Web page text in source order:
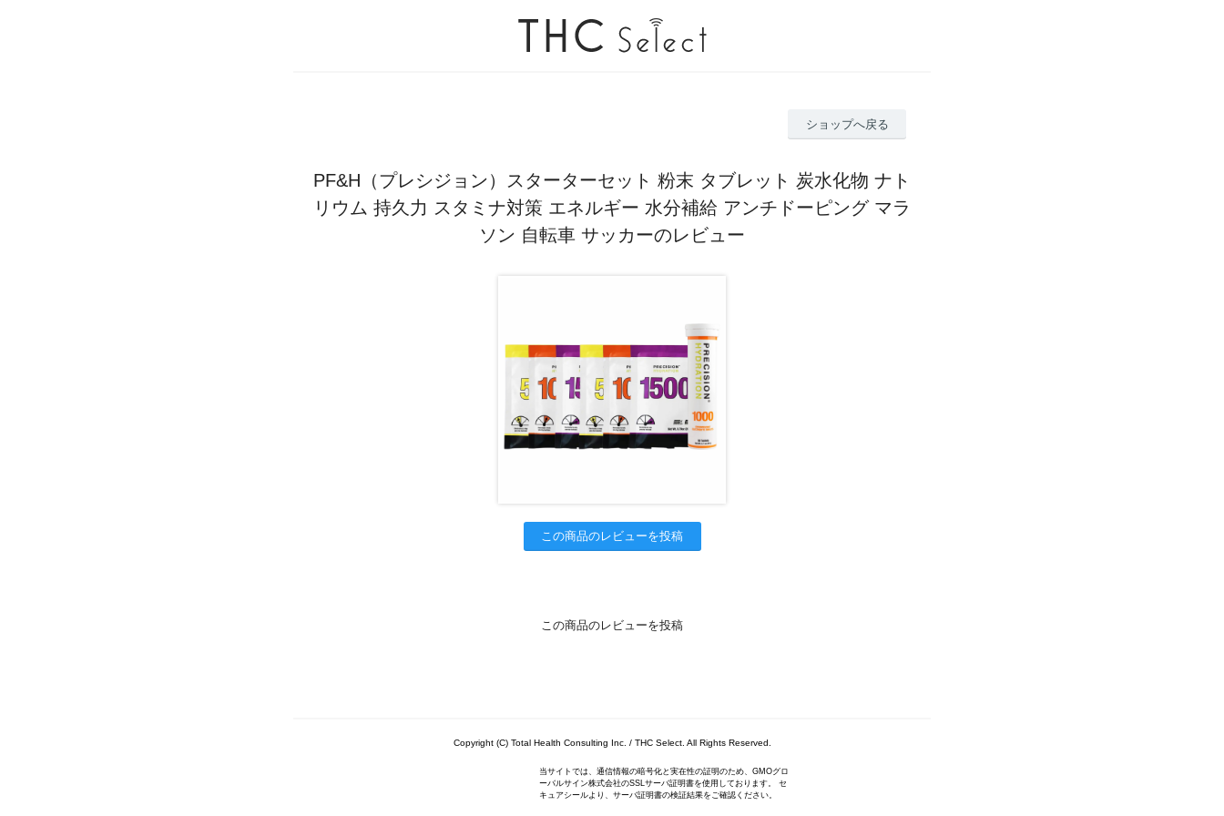
ショップへ戻る
PF&H（プレシジョン）スターターセット 粉末 タブレット 炭水化物 ナト
リウム 持久力 スタミナ対策 エネルギー 水分補給 アンチドーピング マラ
ソン 自転車 サッカーのレビュー
この商品のレビューを投稿
この商品のレビューを投稿
Copyright (C) Total Health Consulting Inc. / THC Select. All Rights Reserved.
当サイトでは、通信情報の暗号化と実在性の証明のため、GMOグロ
ーバルサイン株式会社のSSLサーバ証明書を使用しております。 セ
キュアシールより、サーバ証明書の検証結果をご確認ください。